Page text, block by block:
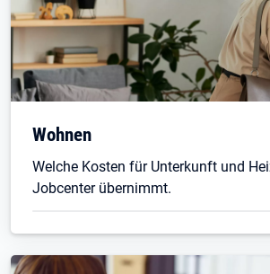
Wohnen
Welche Kosten für Unterkunft und
Jobcenter übernimmt.